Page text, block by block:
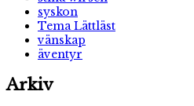
syskon
Tema Lättläst
vänskap
äventyr
Arkiv